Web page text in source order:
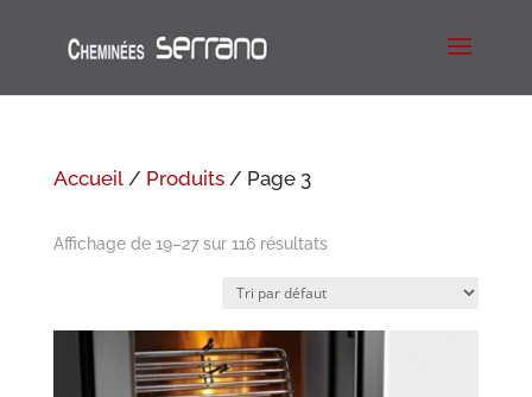
Accueil/ Produits/ Page 3
Affichage de 19–27 sur 116 résultats